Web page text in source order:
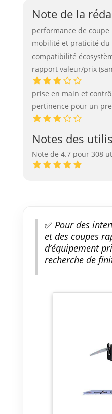
Note de la
performance de coupe
mobilité et praticité du
compatibilité
rapport valeur/prix
prise en main et
pertinence pour un
Notes des
Note de 4.7 pour 308
✅Pour des
et des coupes
d’équipement
recherche de